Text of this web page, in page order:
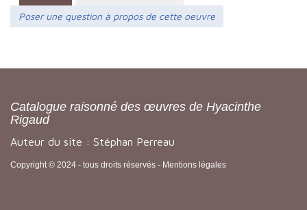
Poser une question à propos de cette oeuvre
Catalogue raisonné des œuvres de Hyacinthe
Rigaud
Auteur du site : Stéphan Perreau
Copyright © 2024 - tous droits réservés - Mentions légales